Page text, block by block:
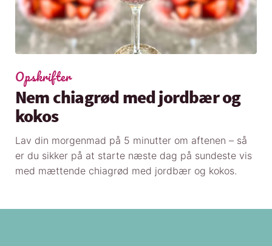
Opskrifter
Nem chiagrød med jordbær og
kokos
Lav din morgenmad på 5 minutter om aftenen – så
er du sikker på at starte næste dag på sundeste vis
med mættende chiagrød med jordbær og kokos.